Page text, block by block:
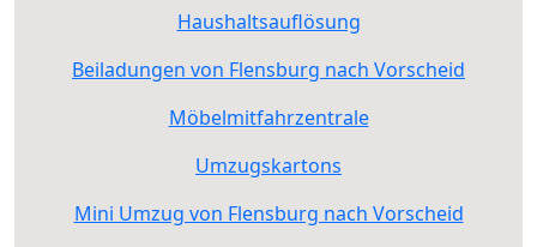
Haushaltsauflösung
Beiladungen von Flensburg nach Vorscheid
Möbelmitfahrzentrale
Umzugskartons
Mini Umzug von Flensburg nach Vorscheid